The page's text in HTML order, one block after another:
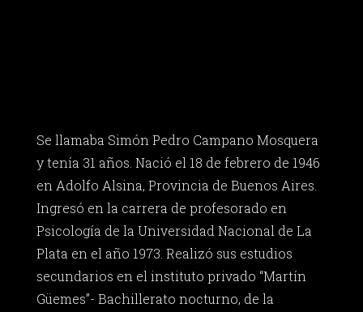
Se llamaba Simón Pedro Campano Mosquera
y tenía 31 años. Nació el 18 de febrero de 1946
en Adolfo Alsina, Provincia de Buenos Aires.
Ingresó en la carrera de profesorado en
Psicología de la Universidad Nacional de La
Plata en el año 1973. Realizó sus estudios
secundarios en el instituto privado “Martín
Güemes”- Bachillerato nocturno, de la